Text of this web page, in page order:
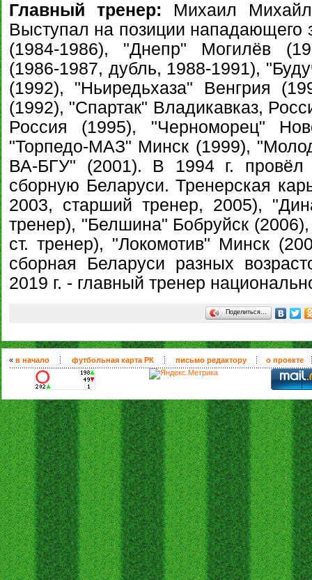
Главный тренер: Михаил
Выступал на позиции нападающего
(1984-1986), "Днепр" Могилёв
(1986-1987, дубль, 1988-1991),
(1992), "Ньиредьхаза" Венгрия
(1992), "Спартак" Владикавказ,
Россия (1995), "Черноморец"
"Торпедо-МАЗ" Минск (1999),
ВА-БГУ" (2001). В 1994 г. провёл
сборную Беларуси. Тренерская
2003, старший тренер, 2005),
тренер), "Белшина" Бобруйск
ст. тренер), "Локомотив" Минск
сборная Беларуси разных
2019 г. - главный тренер
Поделиться…
« в начало футбольная карта РК письмо редактору о проекте